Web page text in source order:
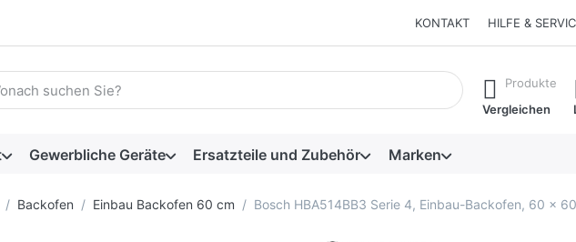
KONTAKT HILFE &
einen Suchbegriff ein. Während Sie tippen, erscheinen automatisch erste
Produkte
Vergleichen
Gewerbliche Geräte Ersatzteile und Zubehör Marken
Backofen Einbau Backofen 60 cm Bosch HBA514BB3 Serie 4, Einbau-Backofen, 60 x